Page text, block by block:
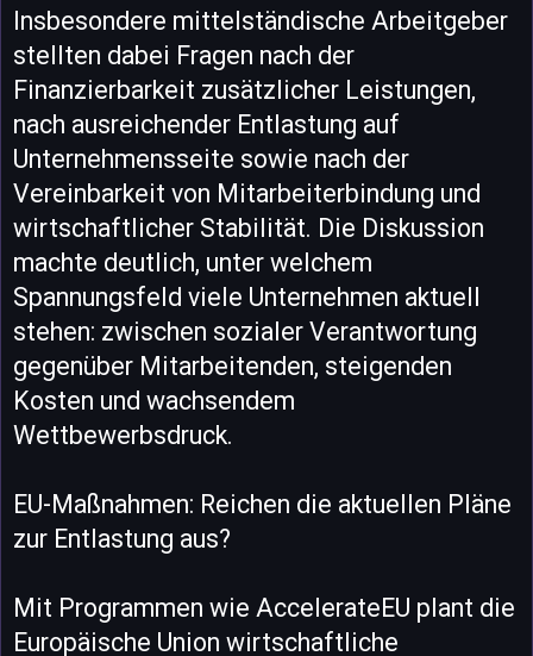
Insbesondere mittelständische Arbeitgeber
stellten dabei Fragen nach der
Finanzierbarkeit zusätzlicher Leistungen,
nach ausreichender Entlastung auf
Unternehmensseite sowie nach der
Vereinbarkeit von Mitarbeiterbindung und
wirtschaftlicher Stabilität. Die Diskussion
machte deutlich, unter welchem
Spannungsfeld viele Unternehmen aktuell
stehen: zwischen sozialer Verantwortung
gegenüber Mitarbeitenden, steigenden
Kosten und wachsendem
Wettbewerbsdruck.
EU-Maßnahmen: Reichen die aktuellen Pläne
zur Entlastung aus?
Mit Programmen wie AccelerateEU plant die
Europäische Union wirtschaftliche